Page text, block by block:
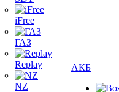
iFree
ГАЗ
Replay
NZ
АКБ